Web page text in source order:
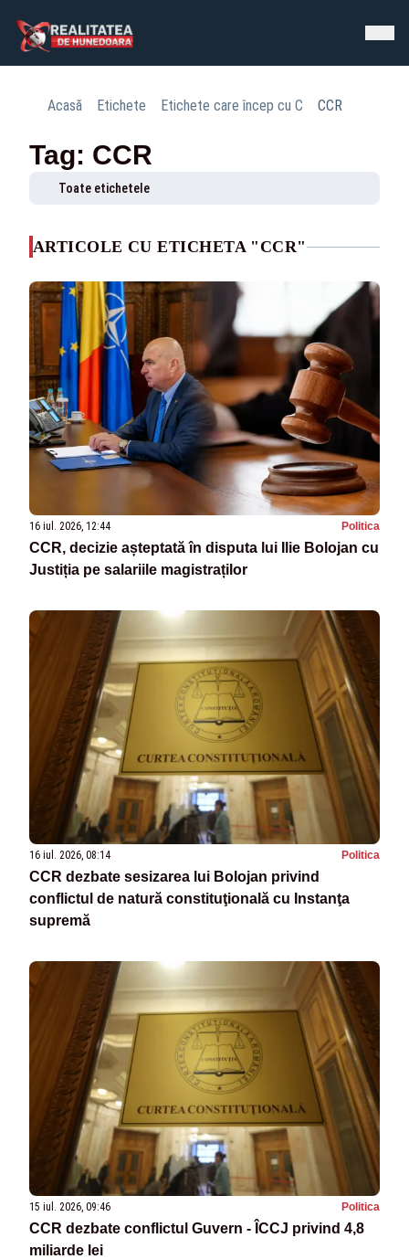
Acasă Etichete Etichete care încep cu C CCR
Tag: CCR
Toate etichetele
ARTICOLE CU ETICHETA "CCR"
16 iul. 2026, 12:44 Politica
CCR, decizie așteptată în disputa lui Ilie Bolojan cu
Justiția pe salariile magistraților
16 iul. 2026, 08:14 Politica
CCR dezbate sesizarea lui Bolojan privind
conflictul de natură constituţională cu Instanţa
supremă
15 iul. 2026, 09:46 Politica
CCR dezbate conflictul Guvern - ÎCCJ privind 4,8
miliarde lei